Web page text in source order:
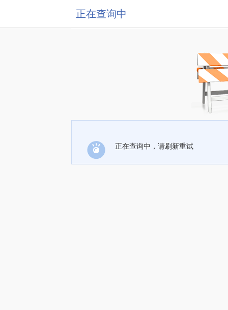
正在查询中
正在查询中，请刷新重试